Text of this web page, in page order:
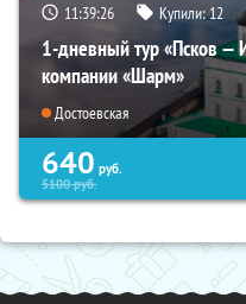
11:39:25 Купили:12
1-дневный тур «Псков —
компании «Шарм»
Достоевская
640 руб.
5100руб.